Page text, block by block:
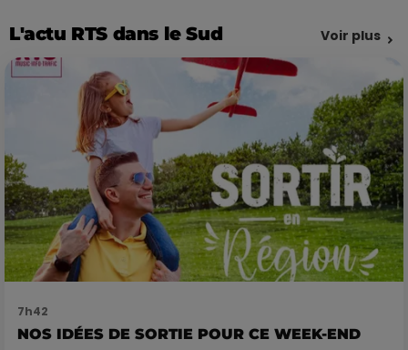
L'actu RTS dans le Sud Voir plus
7h42
NOS IDÉES DE SORTIE POUR CE WEEK-END